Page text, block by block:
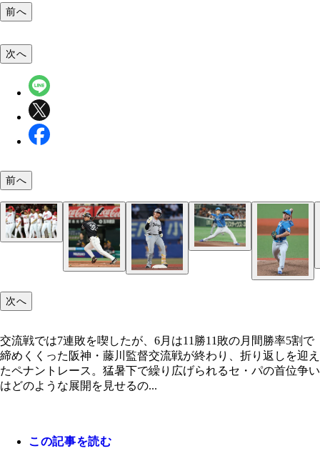
前へ
交流戦で本塁打王に輝き、6月29日には両リーグ最
号に到達した阪神・佐藤輝明
交流戦は優勝こそ逃したが、事前の宣言どおり「
敗」で終えた日本ハム・新庄監督（左）
昨季、9月上旬まで首位をキープしていたものの、
してCS進出を逃した広島
に輝いたソフトバンク・柳町
交流戦から4番を務めるロッテ・山本。6月までに8
次へ
前へ
次へ
交流戦では7連敗を喫したが、6月は11勝11敗の月間勝率5割で
締めくくった阪神・藤川監督交流戦が終わり、折り返しを迎え
たペナントレース。猛暑下で繰り広げられるセ・パの首位争い
はどのような展開を見せるの...
この記事を読む